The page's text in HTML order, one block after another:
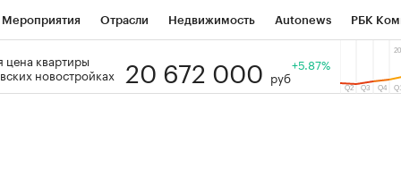
Мероприятия Отрасли Недвижимость Autonews РБК
РБК Образование Тренды
цена квартиры
новостройках
20 672 000 руб
+5.87%